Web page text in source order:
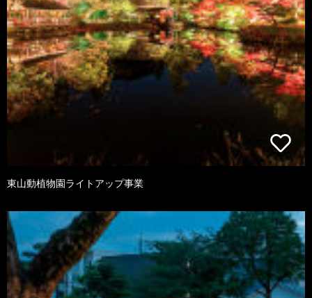
東山動植物園ライトアップ事業